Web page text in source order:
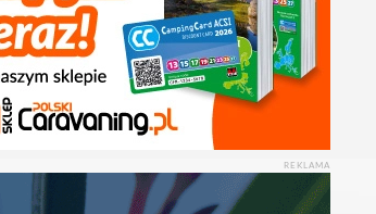
REKLAMA